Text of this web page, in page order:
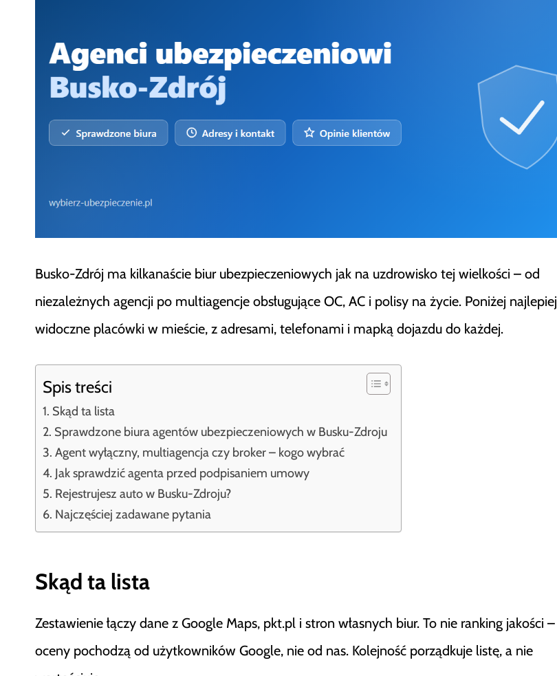
Busko-Zdrój ma kilkanaście biur ubezpieczeniowych jak na uzdrowisko tej wielkości – od
niezależnych agencji po multiagencje obsługujące OC, AC i polisy na życie. Poniżej najlepiej
widoczne placówki w mieście, z adresami, telefonami i mapką dojazdu do każdej.
Spis treści
Skąd ta lista
Sprawdzone biura agentów ubezpieczeniowych w Busku-Zdroju
Agent wyłączny, multiagencja czy broker – kogo wybrać
Jak sprawdzić agenta przed podpisaniem umowy
Rejestrujesz auto w Busku-Zdroju?
Najczęściej zadawane pytania
Skąd ta lista
Zestawienie łączy dane z Google Maps, pkt.pl i stron własnych biur. To nie ranking jakości –
oceny pochodzą od użytkowników Google, nie od nas. Kolejność porządkuje listę, a nie